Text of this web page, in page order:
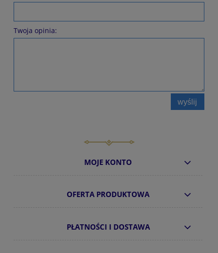
Twoja opinia:
wyślij
MOJE KONTO
OFERTA PRODUKTOWA
PŁATNOŚCI I DOSTAWA